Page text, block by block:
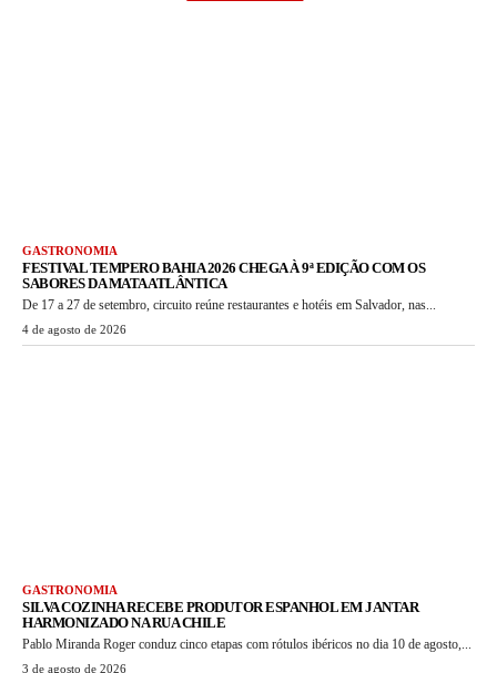
GASTRONOMIA
FESTIVAL TEMPERO BAHIA 2026 CHEGA À 9ª EDIÇÃO COM OS
SABORES DA MATA ATLÂNTICA
De 17 a 27 de setembro, circuito reúne restaurantes e hotéis em Salvador, nas...
4 de agosto de 2026
GASTRONOMIA
SILVA COZINHA RECEBE PRODUTOR ESPANHOL EM JANTAR
HARMONIZADO NA RUA CHILE
Pablo Miranda Roger conduz cinco etapas com rótulos ibéricos no dia 10 de agosto,...
3 de agosto de 2026